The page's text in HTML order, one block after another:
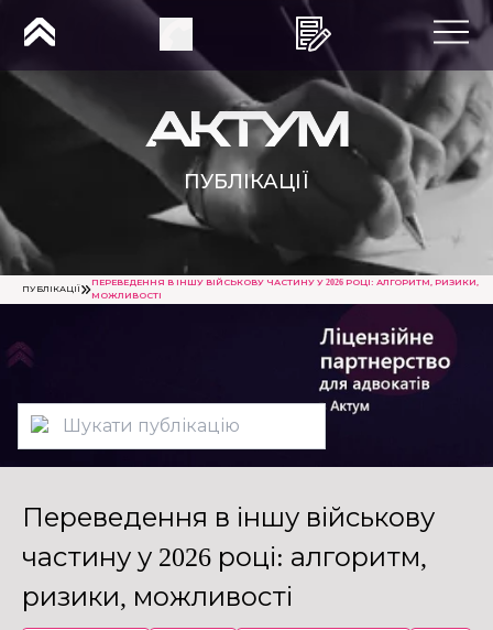
ПУБЛІКАЦІЇ
ПУБЛІКАЦІЇ
ПЕРЕВЕДЕННЯ В ІНШУ ВІЙСЬКОВУ ЧАСТИНУ У 2026 РОЦІ: АЛГОРИТМ, РИЗИКИ,
МОЖЛИВОСТІ
Переведення в іншу військову
частину у 2026 році: алгоритм,
ризики, можливості